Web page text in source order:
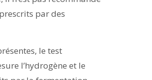
par des
le test
l’hydrogène et le